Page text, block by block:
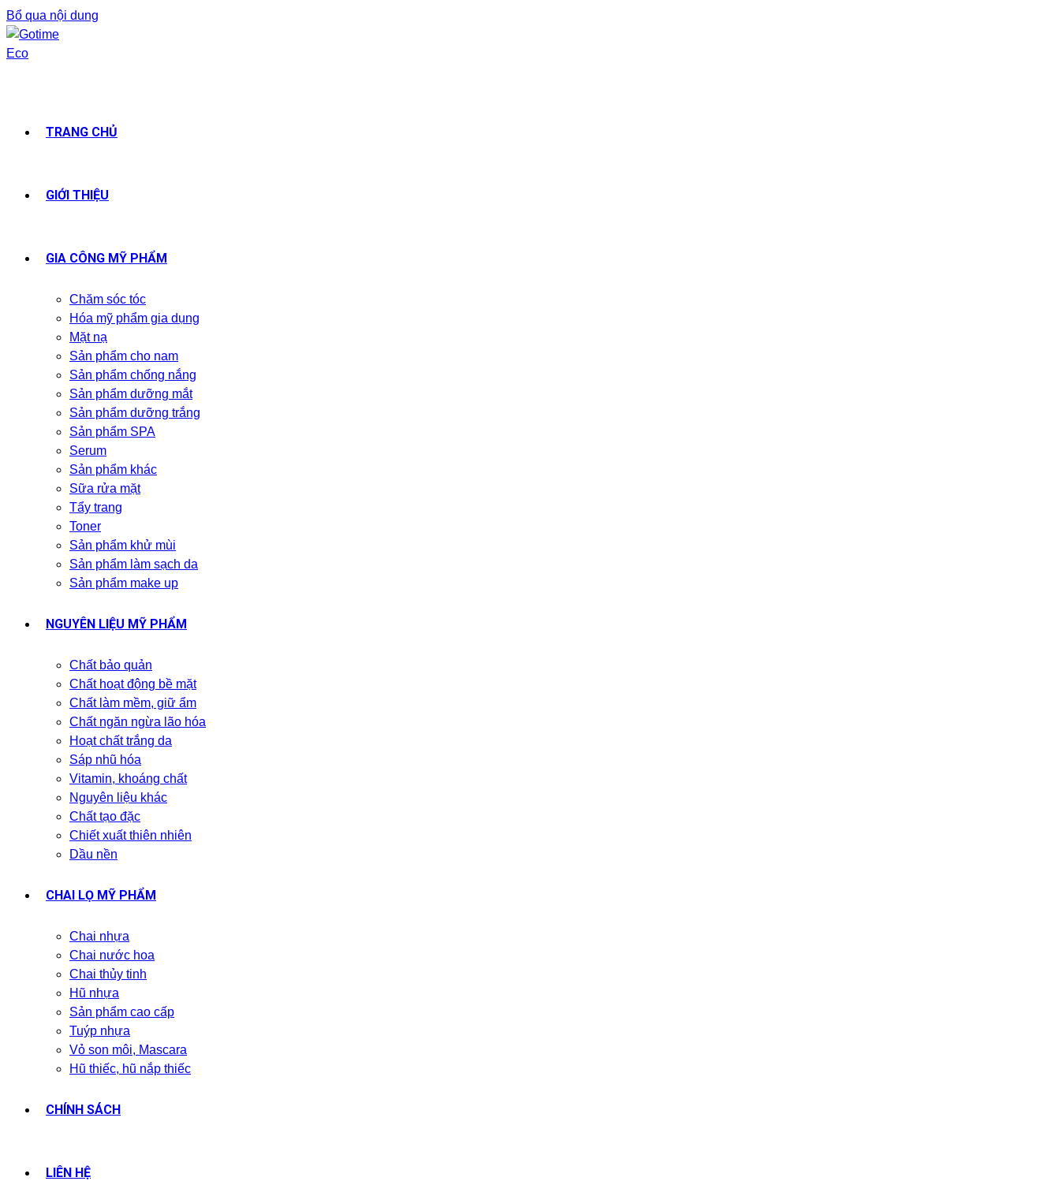
Bổ qua nội dung
TRANG CHỦ
GIỚI THIỆU
GIA CÔNG MỸ PHẨM
Chăm sóc tóc
Hóa mỹ phẩm gia dụng
Mặt nạ
Sản phẩm cho nam
Sản phẩm chống nắng
Sản phẩm dưỡng mắt
Sản phẩm dưỡng trắng
Sản phẩm SPA
Serum
Sản phẩm khác
Sữa rửa mặt
Tẩy trang
Toner
Sản phẩm khử mùi
Sản phẩm làm sạch da
Sản phẩm make up
NGUYÊN LIỆU MỸ PHẨM
Chất bảo quản
Chất hoạt động bề mặt
Chất làm mềm, giữ ẩm
Chất ngăn ngừa lão hóa
Hoạt chất trắng da
Sáp nhũ hóa
Vitamin, khoáng chất
Nguyên liệu khác
Chất tạo đặc
Chiết xuất thiên nhiên
Dầu nền
CHAI LỌ MỸ PHẨM
Chai nhựa
Chai nước hoa
Chai thủy tinh
Hũ nhựa
Sản phẩm cao cấp
Tuýp nhựa
Vỏ son môi, Mascara
Hũ thiếc, hũ nắp thiếc
CHÍNH SÁCH
LIÊN HỆ